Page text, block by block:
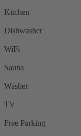
Kitchen
Dishwasher
WiFi
Sauna
Washer
TV
Free Parking